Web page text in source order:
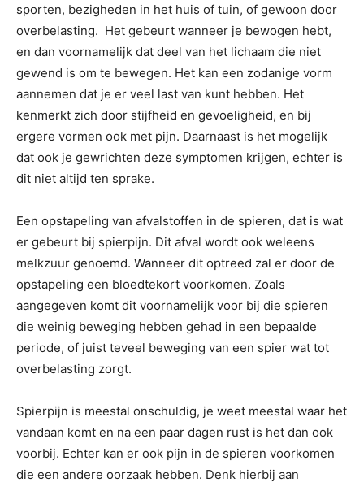
sporten, bezigheden in het huis of tuin, of gewoon door
overbelasting. Het gebeurt wanneer je bewogen hebt,
en dan voornamelijk dat deel van het lichaam die niet
gewend is om te bewegen. Het kan een zodanige vorm
aannemen dat je er veel last van kunt hebben. Het
kenmerkt zich door stijfheid en gevoeligheid, en bij
ergere vormen ook met pijn. Daarnaast is het mogelijk
dat ook je gewrichten deze symptomen krijgen, echter is
dit niet altijd ten sprake.
Een opstapeling van afvalstoffen in de spieren, dat is wat
er gebeurt bij spierpijn. Dit afval wordt ook weleens
melkzuur genoemd. Wanneer dit optreed zal er door de
opstapeling een bloedtekort voorkomen. Zoals
aangegeven komt dit voornamelijk voor bij die spieren
die weinig beweging hebben gehad in een bepaalde
periode, of juist teveel beweging van een spier wat tot
overbelasting zorgt.
Spierpijn is meestal onschuldig, je weet meestal waar het
vandaan komt en na een paar dagen rust is het dan ook
voorbij. Echter kan er ook pijn in de spieren voorkomen
die een andere oorzaak hebben. Denk hierbij aan